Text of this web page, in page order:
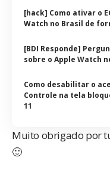
[hack] Como ativar o
Watch no Brasil de
[BDI Responde]
sobre o Apple Watch
Como desabilitar o
Controle na tela
11
Muito obrigado por
🙂